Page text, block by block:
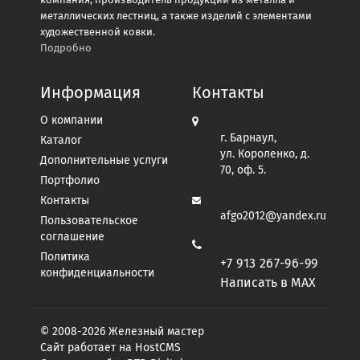
металлических лестниц, а также изделий с элементами
художественной ковки.
Подробно
Информация
О компании
Каталог
Дополнительные услуги
Портфолио
Контакты
Пользовательское
соглашение
Политика
конфиденциальности
Контакты
г. Барнаул,
ул. Короленко, д.
70, оф. 5.
afgo2012@yandex.ru
+7 913 267-96-99
Написать в MAX
© 2008-2026 Железный мастер
Сайт работает на HostCMS